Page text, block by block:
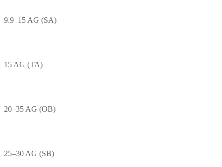
9.9–15 AG (SA)
15 AG (TA)
20–35 AG (OB)
25–30 AG (SB)